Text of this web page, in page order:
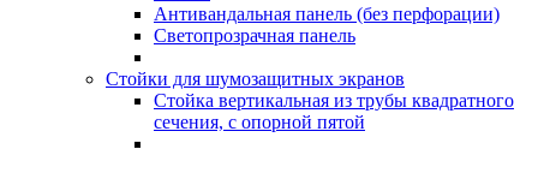
Антивандальная панель (без перфорации)
Светопрозрачная панель
Стойки для шумозащитных экранов
Стойка вертикальная из трубы квадратного
сечения, с опорной пятой